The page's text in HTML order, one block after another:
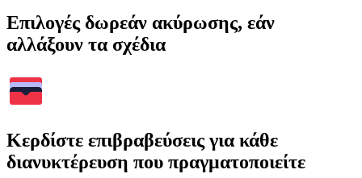
Επιλογές δωρεάν ακύρωσης, εάν
αλλάξουν τα σχέδια
Κερδίστε επιβραβεύσεις για κάθε
διανυκτέρευση που πραγματοποιείτε